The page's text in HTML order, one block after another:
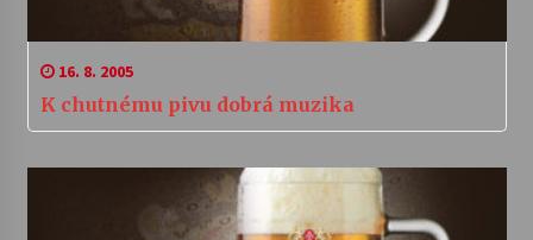
16. 8. 2005
K chutnému pivu dobrá muzika